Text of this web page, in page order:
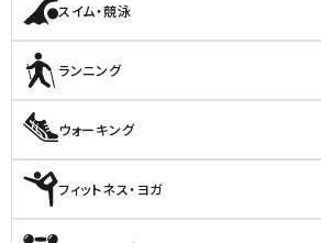
スイム・競泳
ランニング
ウォーキング
フィットネス・ヨガ